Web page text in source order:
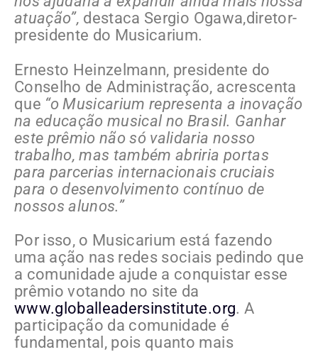
atuação”, destaca Sergio Ogawa,diretor-
presidente do Musicarium.
Ernesto Heinzelmann, presidente do
Conselho de Administração, acrescenta
que “o Musicarium representa a inovação
na educação musical no Brasil. Ganhar
este prêmio não só validaria nosso
trabalho, mas também abriria portas
para parcerias internacionais cruciais
para o desenvolvimento contínuo de
nossos alunos.”
Por isso, o Musicarium está fazendo
uma ação nas redes sociais pedindo que
a comunidade ajude a conquistar esse
prêmio votando no site da
www.globalleadersinstitute.org. A
participação da comunidade é
fundamental, pois quanto mais